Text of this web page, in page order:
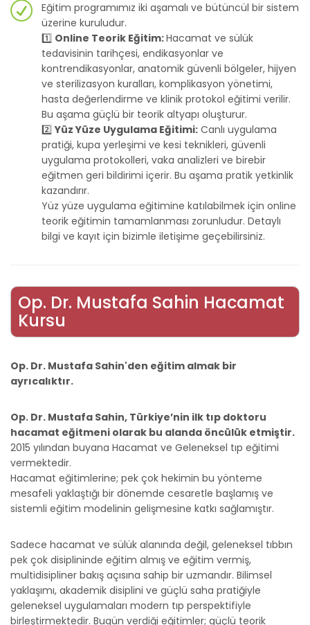
Eğitim programımız iki aşamalı ve bütüncül bir sistem
üzerine kuruludur.
1️⃣ Online Teorik Eğitim:Hacamat ve sülük
tedavisinin tarihçesi, endikasyonlar ve
kontrendikasyonlar, anatomik güvenli bölgeler, hijyen
ve sterilizasyon kuralları, komplikasyon yönetimi,
hasta değerlendirme ve klinik protokol eğitimi verilir.
Bu aşama güçlü bir teorik altyapı oluşturur.
2️⃣Yüz Yüze Uygulama Eğitimi: Canlı uygulama
pratiği, kupa yerleşimi ve kesi teknikleri, güvenli
uygulama protokolleri, vaka analizleri ve birebir
eğitmen geri bildirimi içerir. Bu aşama pratik yetkinlik
kazandırır.
Yüz yüze uygulama eğitimine katılabilmek için online
teorik eğitimin tamamlanması zorunludur. Detaylı
bilgi ve kayıt için bizimle iletişime geçebilirsiniz.
Op. Dr. Mustafa Sahin Hacamat
Kursu
Op. Dr. Mustafa Sahin'den eğitim almak bir
ayrıcalıktır.
Op. Dr. Mustafa Sahin, Türkiye’nin ilk tıp doktoru
hacamat eğitmeni olarak bu alanda öncülük etmiştir.
2015 yılından buyana Hacamat ve Geleneksel tıp eğitimi
vermektedir.
Hacamat eğitimlerine; pek çok hekimin bu yönteme
mesafeli yaklaştığı bir dönemde cesaretle başlamış ve
sistemli eğitim modelinin gelişmesine katkı sağlamıştır.
Sadece hacamat ve sülük alanında değil, geleneksel tıbbın
pek çok disiplininde eğitim almış ve eğitim vermiş,
multidisipliner bakış açısına sahip bir uzmandır. Bilimsel
yaklaşımı, akademik disiplini ve güçlü saha pratiğiyle
geleneksel uygulamaları modern tıp perspektifiyle
birleştirmektedir. Bugün verdiği eğitimler; güçlü teorik